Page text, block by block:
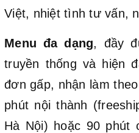
Việt, nhiệt tình tư vấn,
Menu đa dạng, đầy
truyền thống và hiện
đơn gấp, nhận làm
phút nội thành
Hà Nội) hoặc 90 phút